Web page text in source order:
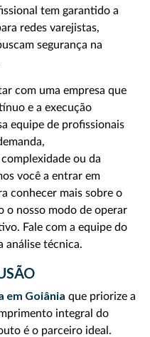
tem garantido a
redes varejistas,
segurança na
com uma empresa que
e a execução
equipe de profissionais
ou da
você a entrar em
conhecer mais sobre o
o nosso modo de operar
Fale com a equipe do
análise técnica.
Goiânia que priorize a
integral do
é o parceiro ideal.